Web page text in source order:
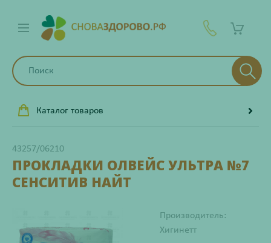
Каталог товаров
43257/06210
ПРОКЛАДКИ ОЛВЕЙС УЛЬТРА №7
СЕНСИТИВ НАЙТ
Производитель:
Хигинетт